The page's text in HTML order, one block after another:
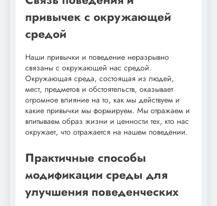
привычек с окружающей
средой
Наши привычки и поведение неразрывно
связаны с окружающей нас средой.
Окружающая среда, состоящая из людей,
мест, предметов и обстоятельств, оказывает
огромное влияние на то, как мы действуем и
какие привычки мы формируем. Мы отражаем и
впитываем образ жизни и ценности тех, кто нас
окружает, что отражается на нашем поведении.
Практичные способы
модификации среды для
улучшения поведенческих